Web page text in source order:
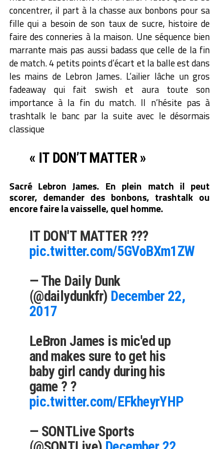
concentrer, il part à la chasse aux bonbons pour sa
fille qui a besoin de son taux de sucre, histoire de
faire des conneries à la maison. Une séquence bien
marrante mais pas aussi badass que celle de la fin
de match. 4 petits points d’écart et la balle est dans
les mains de Lebron James. L’ailier lâche un gros
fadeaway qui fait swish et aura toute son
importance à la fin du match. Il n’hésite pas à
trashtalk le banc par la suite avec le désormais
classique
« IT DON’T MATTER »
Sacré Lebron James. En plein match il peut
scorer, demander des bonbons, trashtalk ou
encore faire la vaisselle, quel homme.
IT DON'T MATTER ???
pic.twitter.com/5GVoBXm1ZW
— The Daily Dunk
(@dailydunkfr) December 22,
2017
LeBron James is mic'ed up
and makes sure to get his
baby girl candy during his
game ? ?
pic.twitter.com/EFkheyrYHP
— SONTLive Sports